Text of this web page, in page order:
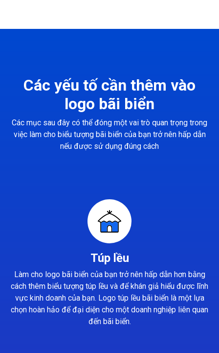
Các yếu tố cần thêm vào
logo bãi biển
Các mục sau đây có thể đóng một vai trò quan trọng trong
việc làm cho biểu tượng bãi biển của bạn trở nên hấp dẫn
nếu được sử dụng đúng cách
Túp lều
Làm cho logo bãi biển của bạn trở nên hấp dẫn hơn bằng
cách thêm biểu tượng túp lều và để khán giả hiểu được lĩnh
vực kinh doanh của bạn. Logo túp lều bãi biển là một lựa
chọn hoàn hảo để đại diện cho một doanh nghiệp liên quan
đến bãi biển.